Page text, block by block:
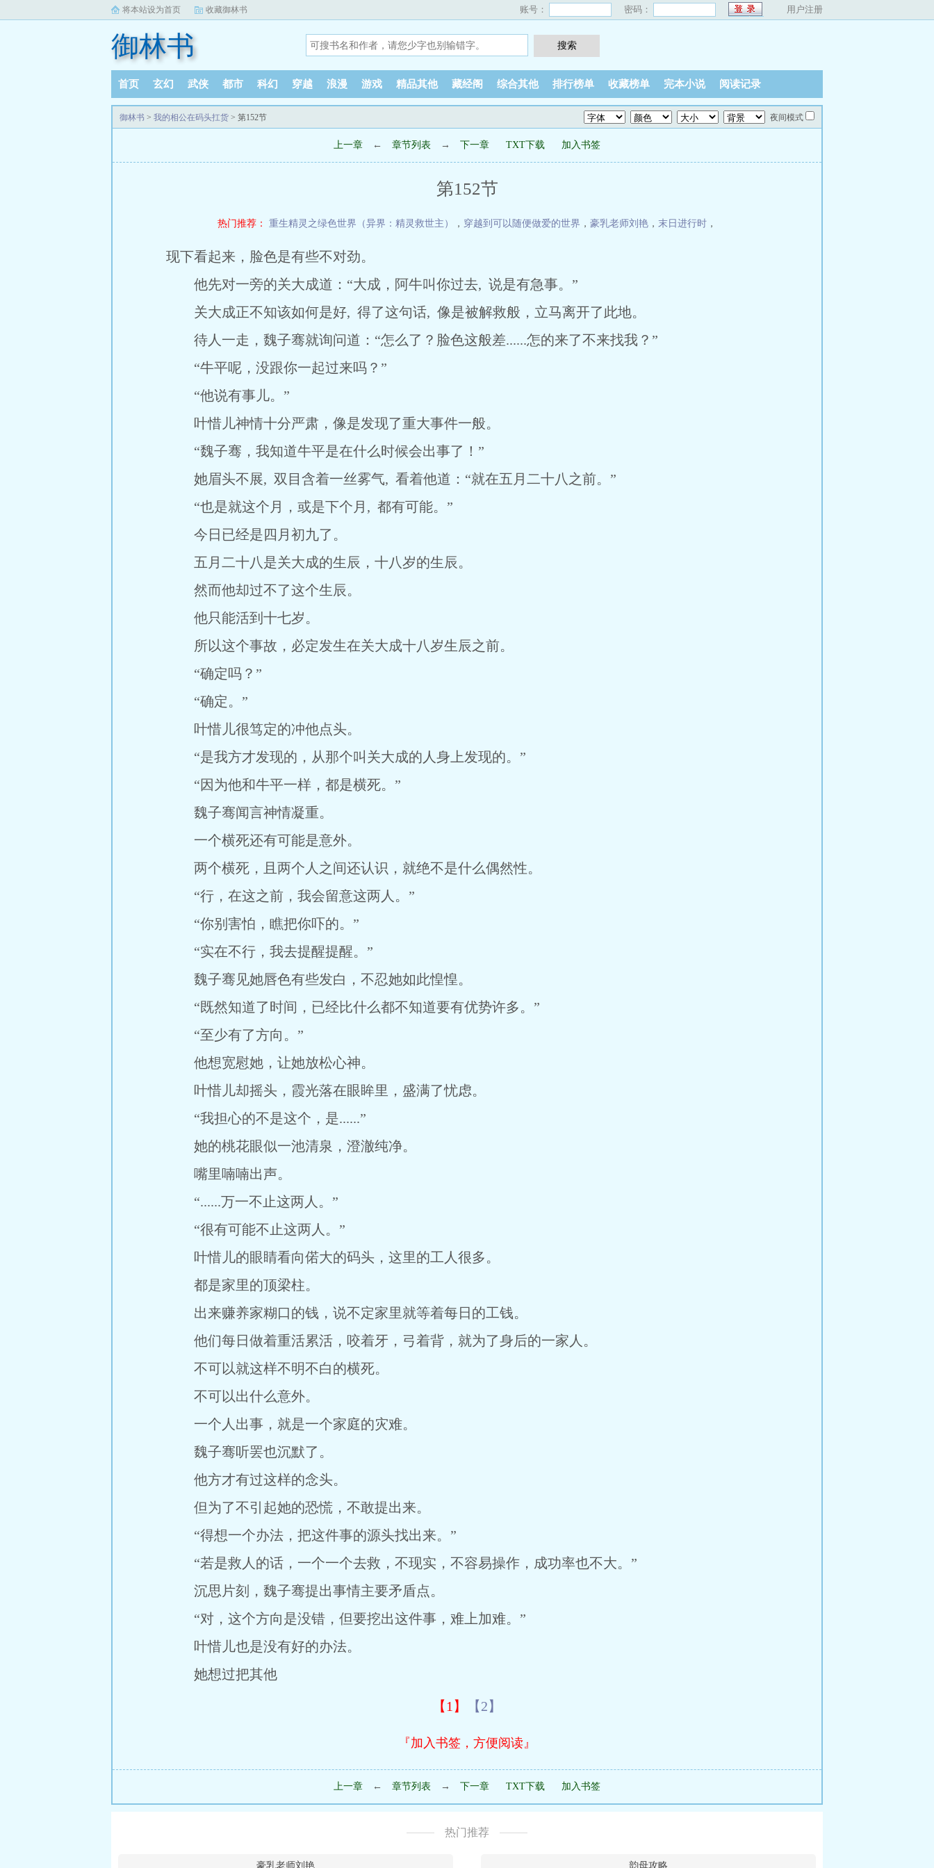
将本站设为首页 收藏御林书 账号： 密码： 用户注册
御林书
首页 玄幻 武侠 都市 科幻 穿越 浪漫 游戏 精品其他 藏经阁 综合其他 排行榜单 收藏榜单 完本小说 阅读记录
御林书 > 我的相公在码头扛货 > 第152节 夜间模式
上一章 ← 章节列表 → 下一章 TXT下载 加入书签
第152节
热门推荐： 重生精灵之绿色世界（异界：精灵救世主） ， 穿越到可以随便做爱的世界 ， 豪乳老师刘艳 ， 末日进行时 ，
现下看起来，脸色是有些不对劲。
他先对一旁的关大成道：“大成，阿牛叫你过去, 说是有急事。”
关大成正不知该如何是好, 得了这句话, 像是被解救般，立马离开了此地。
待人一走，魏子骞就询问道：“怎么了？脸色这般差......怎的来了不来找我？”
“牛平呢，没跟你一起过来吗？”
“他说有事儿。”
叶惜儿神情十分严肃，像是发现了重大事件一般。
“魏子骞，我知道牛平是在什么时候会出事了！”
她眉头不展, 双目含着一丝雾气, 看着他道：“就在五月二十八之前。”
“也是就这个月，或是下个月, 都有可能。”
今日已经是四月初九了。
五月二十八是关大成的生辰，十八岁的生辰。
然而他却过不了这个生辰。
他只能活到十七岁。
所以这个事故，必定发生在关大成十八岁生辰之前。
“确定吗？”
“确定。”
叶惜儿很笃定的冲他点头。
“是我方才发现的，从那个叫关大成的人身上发现的。”
“因为他和牛平一样，都是横死。”
魏子骞闻言神情凝重。
一个横死还有可能是意外。
两个横死，且两个人之间还认识，就绝不是什么偶然性。
“行，在这之前，我会留意这两人。”
“你别害怕，瞧把你吓的。”
“实在不行，我去提醒提醒。”
魏子骞见她唇色有些发白，不忍她如此惶惶。
“既然知道了时间，已经比什么都不知道要有优势许多。”
“至少有了方向。”
他想宽慰她，让她放松心神。
叶惜儿却摇头，霞光落在眼眸里，盛满了忧虑。
“我担心的不是这个，是......”
她的桃花眼似一池清泉，澄澈纯净。
嘴里喃喃出声。
“......万一不止这两人。”
“很有可能不止这两人。”
叶惜儿的眼睛看向偌大的码头，这里的工人很多。
都是家里的顶梁柱。
出来赚养家糊口的钱，说不定家里就等着每日的工钱。
他们每日做着重活累活，咬着牙，弓着背，就为了身后的一家人。
不可以就这样不明不白的横死。
不可以出什么意外。
一个人出事，就是一个家庭的灾难。
魏子骞听罢也沉默了。
他方才有过这样的念头。
但为了不引起她的恐慌，不敢提出来。
“得想一个办法，把这件事的源头找出来。”
“若是救人的话，一个一个去救，不现实，不容易操作，成功率也不大。”
沉思片刻，魏子骞提出事情主要矛盾点。
“对，这个方向是没错，但要挖出这件事，难上加难。”
叶惜儿也是没有好的办法。
她想过把其他
【1】 【2】
『加入书签，方便阅读』
上一章 ← 章节列表 → 下一章 TXT下载 加入书签
热门推荐
豪乳老师刘艳 韵母攻略